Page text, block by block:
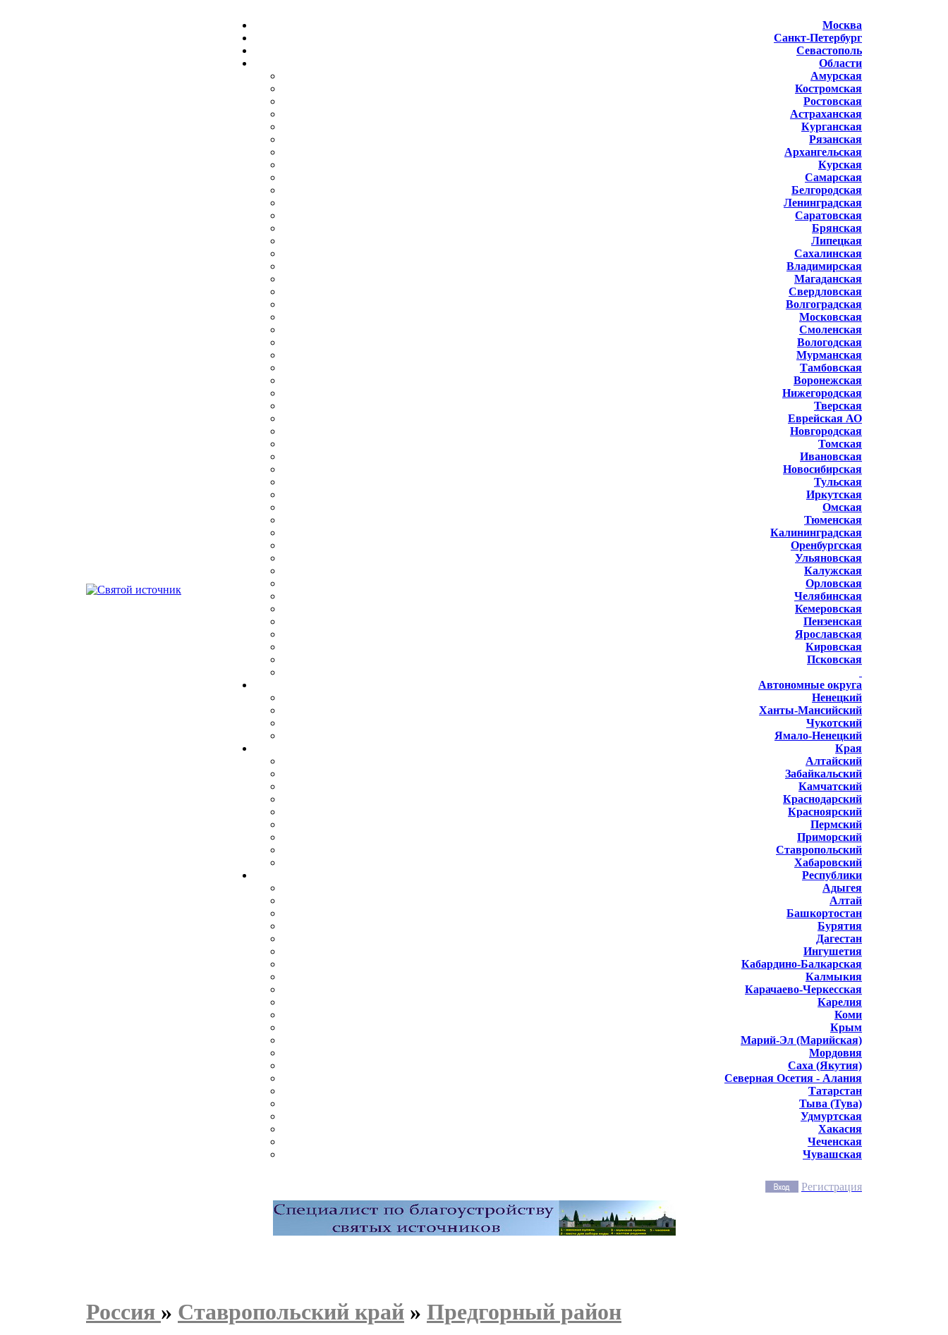
Москва
Санкт-Петербург
Севастополь
Области
Амурская
Костромская
Ростовская
Астраханская
Курганская
Рязанская
Архангельская
Курская
Самарская
Белгородская
Ленинградская
Саратовская
Брянская
Липецкая
Сахалинская
Владимирская
Магаданская
Свердловская
Волгоградская
Московская
Смоленская
Вологодская
Мурманская
Тамбовская
Воронежская
Нижегородская
Тверская
Еврейская АО
Новгородская
Томская
Ивановская
Новосибирская
Тульская
Иркутская
Омская
Тюменская
Калининградская
Оренбургская
Ульяновская
Калужская
Орловская
Челябинская
Кемеровская
Пензенская
Ярославская
Кировская
Псковская
Автономные округа
Ненецкий
Ханты-Мансийский
Чукотский
Ямало-Ненецкий
Края
Алтайский
Забайкальский
Камчатский
Краснодарский
Красноярский
Пермский
Приморский
Ставропольский
Хабаровский
Республики
Адыгея
Алтай
Башкортостан
Бурятия
Дагестан
Ингушетия
Кабардино-Балкарская
Калмыкия
Карачаево-Черкесская
Карелия
Коми
Крым
Марий-Эл (Марийская)
Мордовия
Саха (Якутия)
Северная Осетия - Алания
Татарстан
Тыва (Тува)
Удмуртская
Хакасия
Чеченская
Чувашская
Регистрация
Россия » Ставропольский край » Предгорный район